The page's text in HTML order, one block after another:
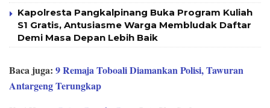
Kapolresta Pangkalpinang Buka Program Kuliah
S1 Gratis, Antusiasme Warga Membludak Daftar
Demi Masa Depan Lebih Baik
Baca juga: 9 Remaja Toboali Diamankan Polisi, Tawuran
Antargeng Terungkap